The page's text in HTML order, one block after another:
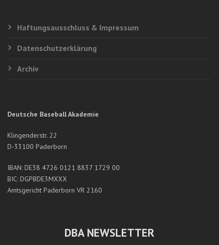
Haftungsausschluss & Impressum
Datenschutzerklärung
Archiv
Deutsche Baseball Akademie
Klingenderstr. 22
D-33100 Paderborn
IBAN: DE38 4726 0121 8837 1729 00
BIC: DGPBDE3MXXX
Amtsgericht Paderborn VR 2160
DBA NEWSLETTER